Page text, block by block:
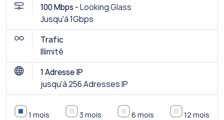
100 Mbps -Looking Glass
Jusqu'à 1Gbps
Trafic
Illimité
1 Adresse IP
jusqu'à 256 Adresses IP
1 mois 3 mois 6 mois 12 mois